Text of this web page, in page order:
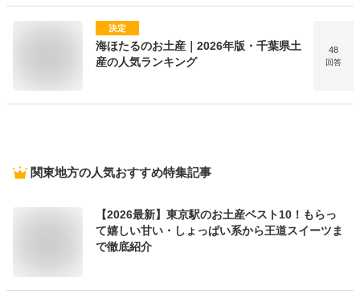
決定
海ほたるのお土産｜2026年版・千葉県土
産の人気ランキング
48
回答
関東地方の人気おすすめ特集記事
【2026最新】東京駅のお土産ベスト10！もらっ
て嬉しい甘い・しょっぱい系から王道スイーツま
で徹底紹介